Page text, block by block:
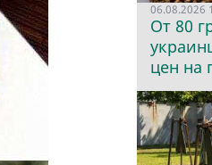
06.08.2026
От 80
цен на